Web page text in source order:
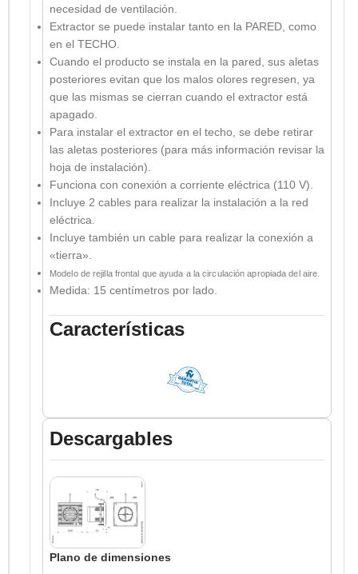
necesidad de ventilación.
Extractor se puede instalar tanto en la PARED, como
en el TECHO.
Cuando el producto se instala en la pared, sus aletas
posteriores evitan que los malos olores regresen, ya
que las mismas se cierran cuando el extractor está
apagado.
Para instalar el extractor en el techo, se debe retirar
las aletas posteriores (para más información revisar la
hoja de instalación).
Funciona con conexión a corriente eléctrica (110 V).
Incluye 2 cables para realizar la instalación a la red
eléctrica.
Incluye también un cable para realizar la conexión a
«tierra».
Modelo de rejilla frontal que ayuda a la circulación apropiada del aire.
Medida: 15 centímetros por lado.
Características
Descargables
Plano de dimensiones